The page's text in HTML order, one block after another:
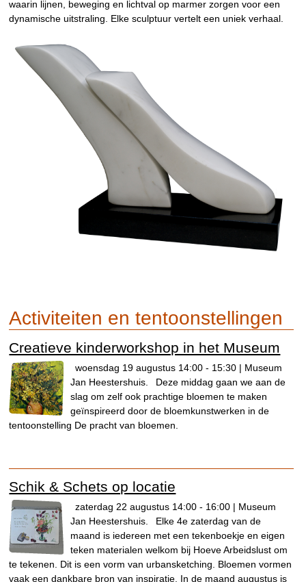
waarin lijnen, beweging en lichtval op marmer zorgen voor een
dynamische uitstraling. Elke sculptuur vertelt een uniek verhaal.
Activiteiten en tentoonstellingen
Creatieve kinderworkshop in het Museum
woensdag 19 augustus 14:00 - 15:30 | Museum
Jan Heestershuis.
Deze middag gaan we aan de
slag om zelf ook prachtige bloemen te maken
geïnspireerd door de bloemkunstwerken in de
tentoonstelling De pracht van bloemen.
Schik & Schets op locatie
zaterdag 22 augustus 14:00 - 16:00 | Museum
Jan Heestershuis.
Elke 4e zaterdag van de
maand is iedereen met een tekenboekje en eigen
teken materialen welkom bij Hoeve Arbeidslust om
te tekenen. Dit is een vorm van urbansketching. Bloemen vormen
vaak een dankbare bron van inspiratie. In de maand augustus is